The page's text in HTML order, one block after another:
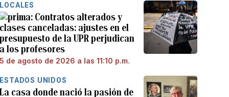
LOCALES
Contratos alterados y
clases canceladas: ajustes en el
presupuesto de la UPR perjudican
a los profesores
5 de agosto de 2026 a las 11:10 p.m.
ESTADOS UNIDOS
La casa donde nació la pasión de